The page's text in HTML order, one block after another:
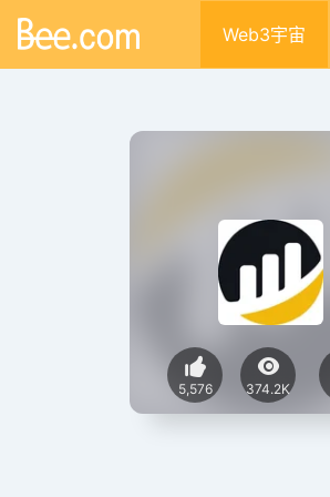
Web3宇宙
5,576 374.2K